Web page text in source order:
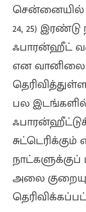
சென்னையில்
24, 25) இரண்டு
ஃபாரன்ஹீட்
என
பல இடங்களில்
நாட்களுக்குப்
அலை